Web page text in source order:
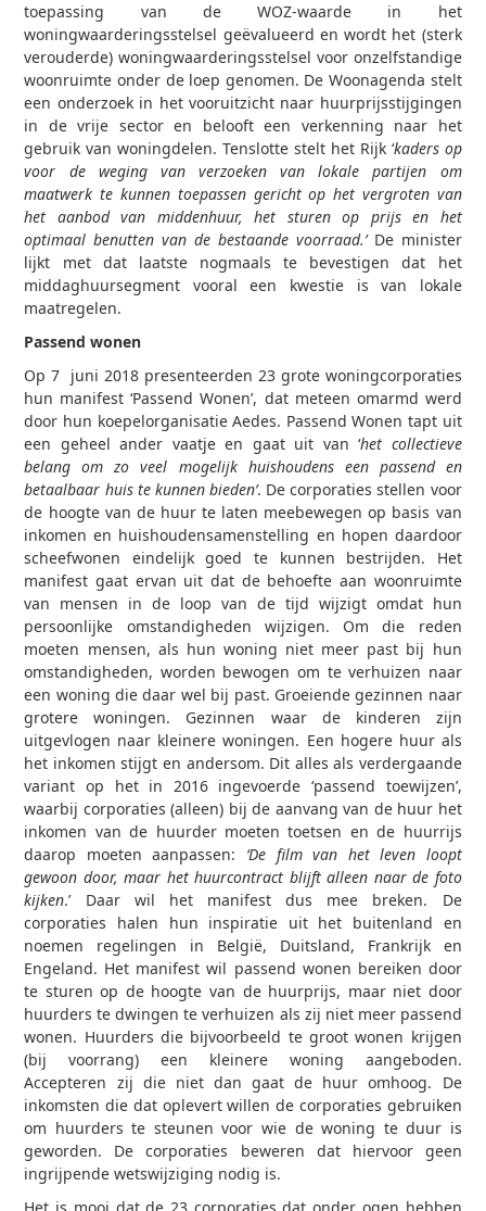
toepassing van de WOZ-waarde in het
woningwaarderingsstelsel geëvalueerd en wordt het (sterk
verouderde) woningwaarderingsstelsel voor onzelfstandige
woonruimte onder de loep genomen. De Woonagenda stelt
een onderzoek in het vooruitzicht naar huurprijsstijgingen
in de vrije sector en belooft een verkenning naar het
gebruik van woningdelen. Tenslotte stelt het Rijk ‘kaders op
voor de weging van verzoeken van lokale partijen om
maatwerk te kunnen toepassen gericht op het vergroten van
het aanbod van middenhuur, het sturen op prijs en het
optimaal benutten van de bestaande voorraad.’De minister
lijkt met dat laatste nogmaals te bevestigen dat het
middaghuursegment vooral een kwestie is van lokale
maatregelen.
Passend wonen
Op 7 juni 2018 presenteerden 23 grote woningcorporaties
hun manifest ‘Passend Wonen’, dat meteen omarmd werd
door hun koepelorganisatie Aedes. Passend Wonen tapt uit
een geheel ander vaatje en gaat uit van ‘het collectieve
belang om zo veel mogelijk huishoudens een passend en
betaalbaar huis te kunnen bieden’. De corporaties stellen voor
de hoogte van de huur te laten meebewegen op basis van
inkomen en huishoudensamenstelling en hopen daardoor
scheefwonen eindelijk goed te kunnen bestrijden. Het
manifest gaat ervan uit dat de behoefte aan woonruimte
van mensen in de loop van de tijd wijzigt omdat hun
persoonlijke omstandigheden wijzigen. Om die reden
moeten mensen, als hun woning niet meer past bij hun
omstandigheden, worden bewogen om te verhuizen naar
een woning die daar wel bij past. Groeiende gezinnen naar
grotere woningen. Gezinnen waar de kinderen zijn
uitgevlogen naar kleinere woningen. Een hogere huur als
het inkomen stijgt en andersom. Dit alles als verdergaande
variant op het in 2016 ingevoerde ‘passend toewijzen’,
waarbij corporaties (alleen) bij de aanvang van de huur het
inkomen van de huurder moeten toetsen en de huurrijs
daarop moeten aanpassen: ‘De film van het leven loopt
gewoon door, maar het huurcontract blijft alleen naar de foto
kijken.’ Daar wil het manifest dus mee breken. De
corporaties halen hun inspiratie uit het buitenland en
noemen regelingen in België, Duitsland, Frankrijk en
Engeland. Het manifest wil passend wonen bereiken door
te sturen op de hoogte van de huurprijs, maar niet door
huurders te dwingen te verhuizen als zij niet meer passend
wonen. Huurders die bijvoorbeeld te groot wonen krijgen
(bij voorrang) een kleinere woning aangeboden.
Accepteren zij die niet dan gaat de huur omhoog. De
inkomsten die dat oplevert willen de corporaties gebruiken
om huurders te steunen voor wie de woning te duur is
geworden. De corporaties beweren dat hiervoor geen
ingrijpende wetswijziging nodig is.